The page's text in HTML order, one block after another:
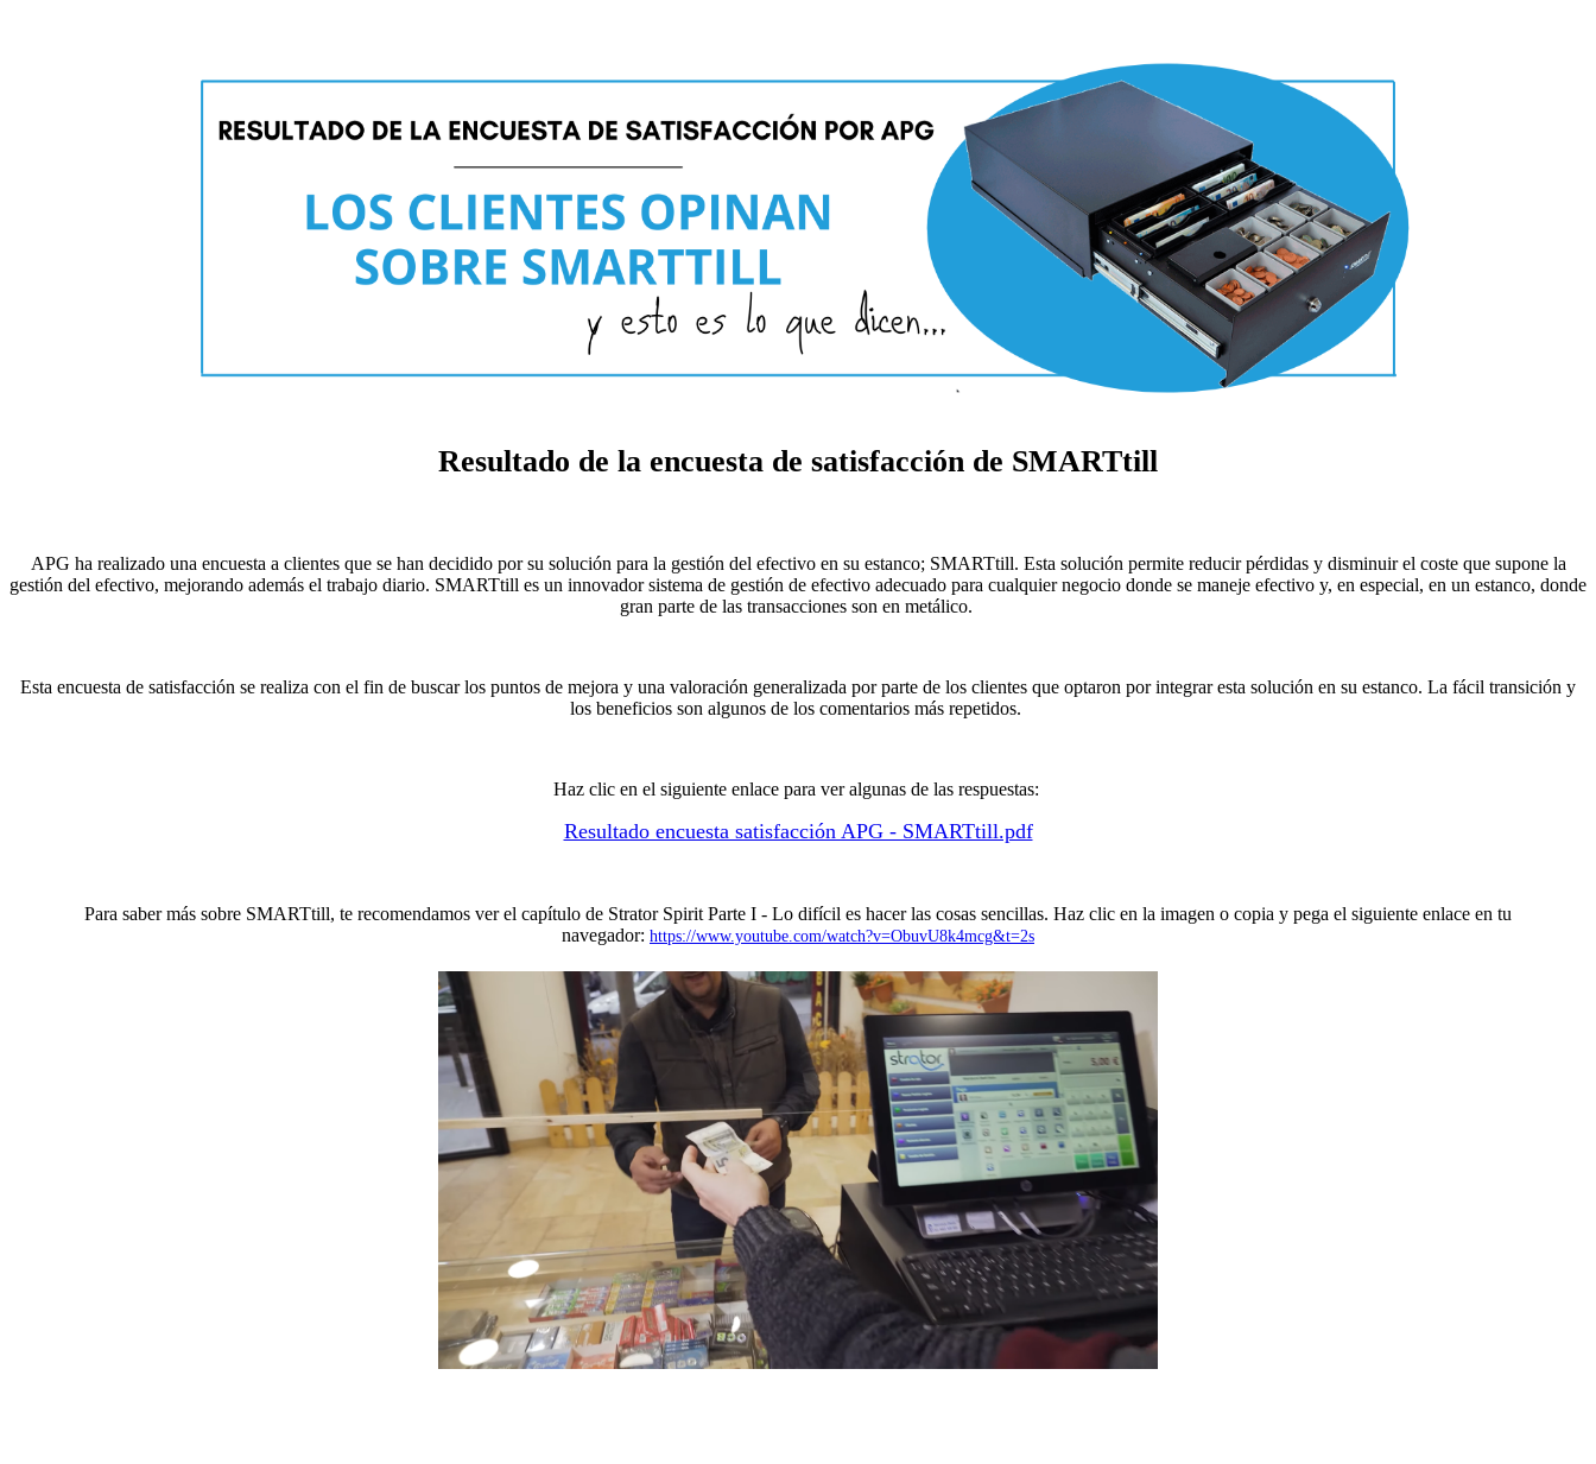
Resultado de la encuesta de satisfacción de SMARTtill
APG ha realizado una encuesta a clientes que se han decidido por su solución para la gestión del efectivo en su estanco; SMARTtill. Esta solución permite reducir pérdidas y disminuir el coste que supone la
gestión del efectivo, mejorando además el trabajo diario. SMARTtill es un innovador sistema de gestión de efectivo adecuado para cualquier negocio donde se maneje efectivo y, en especial, en un estanco, donde
gran parte de las transacciones son en metálico.
Esta encuesta de satisfacción ​se realiza con el fin de buscar los puntos de mejora y una valoración generalizada por parte de los clientes que optaron por integrar esta solución en su estanco. La fácil transición y
los beneficios son algunos de los comentarios más repetidos.
Haz clic en el siguiente enlace para ver algunas de las respuestas:
Resultado encuesta satisfacción APG - SMARTtill.pdf
Para saber más sobre SMARTtill, te recomendamos ver el capítulo de Strator Spirit Parte I - Lo difícil es hacer las cosas sencillas. Haz clic en la imagen o copia y pega el siguiente enlace en tu
navegador: https://www.youtube.com/watch?v=ObuvU8k4mcg&t=2s